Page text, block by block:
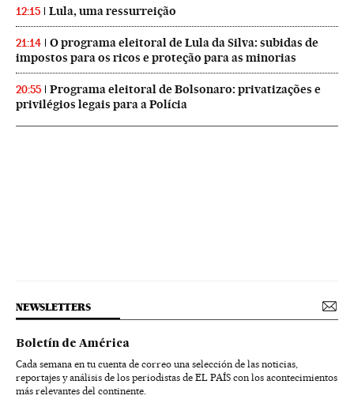
12:15 Lula, uma ressurreição
21:14
O programa eleitoral de Lula da Silva: subidas de
impostos para os ricos e proteção para as minorias
20:55
Programa eleitoral de Bolsonaro: privatizações e
privilégios legais para a Polícia
NEWSLETTERS
Boletín de América
Cada semana en tu cuenta de correo una selección de las noticias,
reportajes y análisis de los periodistas de EL PAÍS con los acontecimientos
más relevantes del continente.